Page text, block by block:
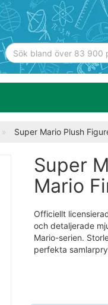
Super Mario Plush
Super
Mario
Officiellt
och detaljerade
Mario-serien.
perfekta